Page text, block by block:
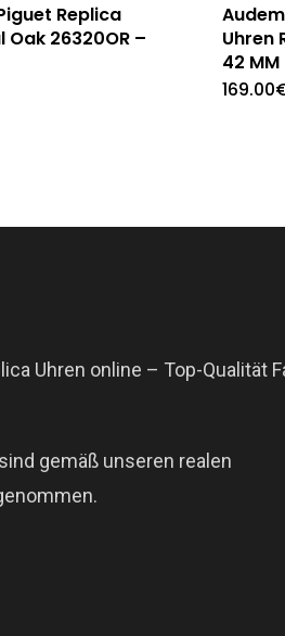
Replica
Oak 26320OR –
Uhren
42 MM
169.00
Uhren online – Top-Qualität
gemäß unseren realen